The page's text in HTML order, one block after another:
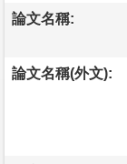
論文名稱:
論文名稱(外文):